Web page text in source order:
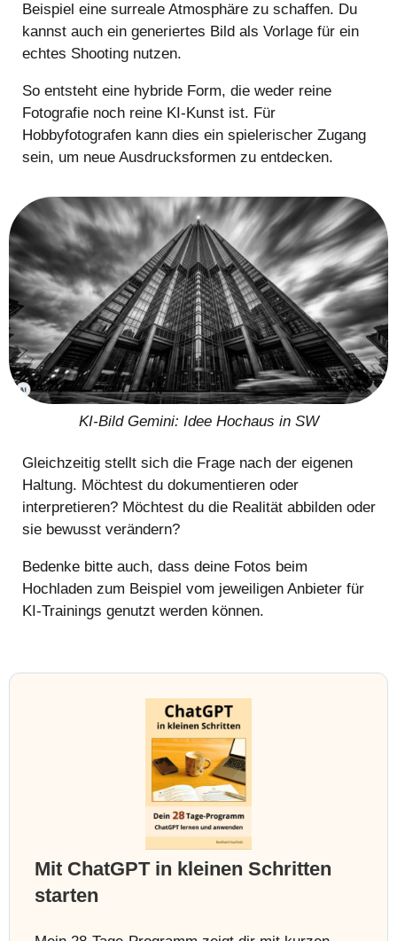
Beispiel eine surreale Atmosphäre zu schaffen. Du
kannst auch ein generiertes Bild als Vorlage für ein
echtes Shooting nutzen.
So entsteht eine hybride Form, die weder reine
Fotografie noch reine KI-Kunst ist. Für
Hobbyfotografen kann dies ein spielerischer Zugang
sein, um neue Ausdrucksformen zu entdecken.
KI-Bild Gemini: Idee Hochaus in SW
Gleichzeitig stellt sich die Frage nach der eigenen
Haltung. Möchtest du dokumentieren oder
interpretieren? Möchtest du die Realität abbilden oder
sie bewusst verändern?
Bedenke bitte auch, dass deine Fotos beim
Hochladen zum Beispiel vom jeweiligen Anbieter für
KI-Trainings genutzt werden können.
Mit ChatGPT in kleinen Schritten
starten